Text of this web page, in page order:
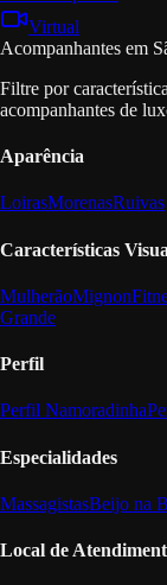
Virtual
Acompanhantes em
Filtre por
acompanhantes de
Aparência
LoirasMorenasRuivas
Características
MulherãoMignon
Grande
Perfil
Perfil Namoradinha
Especialidades
MassagistasBeijo na
Local de